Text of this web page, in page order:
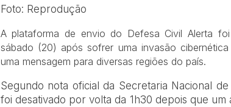
Foto: Reprodução
A plataforma de envio do Defesa Civil Alerta
sábado (20) após sofrer uma invasão
uma mensagem para diversas regiões do país.
Segundo nota oficial da Secretaria Nacional
foi desativado por volta da 1h30 depois que um